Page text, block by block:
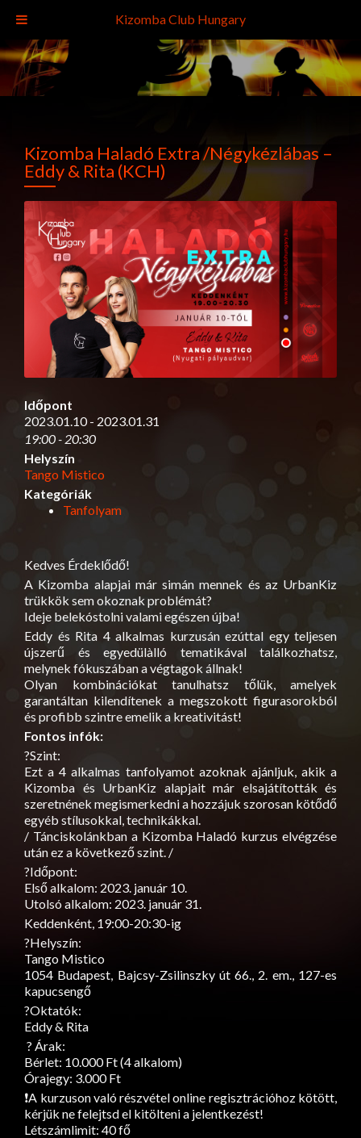
Kizomba Haladó Extra /Négykézlábas –
Eddy & Rita (KCH)
Időpont
2023.01.10 - 2023.01.31
19:00 - 20:30
Helyszín
Tango Mistico
Kategóriák
Tanfolyam
Kedves Érdeklődő!
A Kizomba alapjai már simán mennek és az UrbanKiz
trükkök sem okoznak problémát?
Ideje belekóstolni valami egészen újba!
Eddy és Rita 4 alkalmas kurzusán ezúttal egy teljesen
újszerű és egyedülàlló tematikával találkozhatsz,
melynek fókuszában a végtagok állnak!
Olyan kombinációkat tanulhatsz tőlük, amelyek
garantáltan kilendítenek a megszokott figurasorokból
és profibb szintre emelik a kreativitást!
Fontos infók:
?Szint:
Ezt a 4 alkalmas tanfolyamot azoknak ajánljuk, akik a
Kizomba és UrbanKiz alapjait már elsajátították és
szeretnének megismerkedni a hozzájuk szorosan kötődő
egyéb stílusokkal, technikákkal.
/ Tánciskolánkban a Kizomba Haladó kurzus elvégzése
után ez a következő szint. /
?Időpont:
Első alkalom: 2023. január 10.
Utolsó alkalom: 2023. január 31.
Keddenként, 19:00-20:30-ig
?Helyszín:
Tango Mistico
1054 Budapest, Bajcsy-Zsilinszky út 66., 2. em., 127-es
kapucsengő
?Oktatók:
Eddy & Rita
? Árak:
Bérlet: 10.000 Ft (4 alkalom)
Órajegy: 3.000 Ft
❗️A kurzuson való részvétel online regisztrációhoz kötött,
kérjük ne felejtsd el kitölteni a jelentkezést!
Létszámlimit: 40 fő
Kizomba Club Hungary